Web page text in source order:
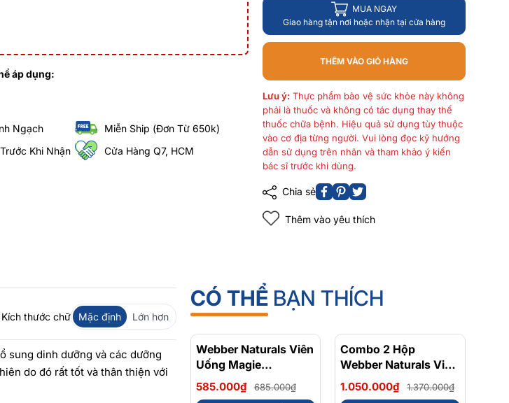
áp dụng:
Ngạch
Miễn Ship (Đơn Từ 650k)
Khi Nhận
Cửa Hàng Q7, HCM
MUA NGAY
Giao hàng tận nơi hoặc nhận tại cửa hàng
THÊM VÀO GIỎ HÀNG
Lưu ý:Thực phẩm bảo vệ sức khỏe này không
phải là thuốc và không có tác dụng thay thế
thuốc chữa bệnh. Hiệu quả sử dụng tùy thuộc
vào cơ địa từng người. Vui lòng đọc kỹ hướng
dẫn sử dụng trên nhãn và tham khảo ý kiến
bác sĩ trước khi dùng.
Chia sẻ
Thêm vào yêu thích
Kích thước chữ Mặc định Lớn hơn
sung dinh dưỡng và các dưỡng
do đó rất tốt và thân thiện với
CÓ THỂBẠN THÍCH
- 15%
Webber Naturals Viên
Uống Magie
Magnesium
Bisglycinate 200mg -
585.000₫ 685.000₫
Combo 2 Hộp
Webber Naturals Viên
Uống Magie Dễ Dàng
Hấp Làm Dịu Nhẹ Cho
1.050.000₫ 1.370.000₫